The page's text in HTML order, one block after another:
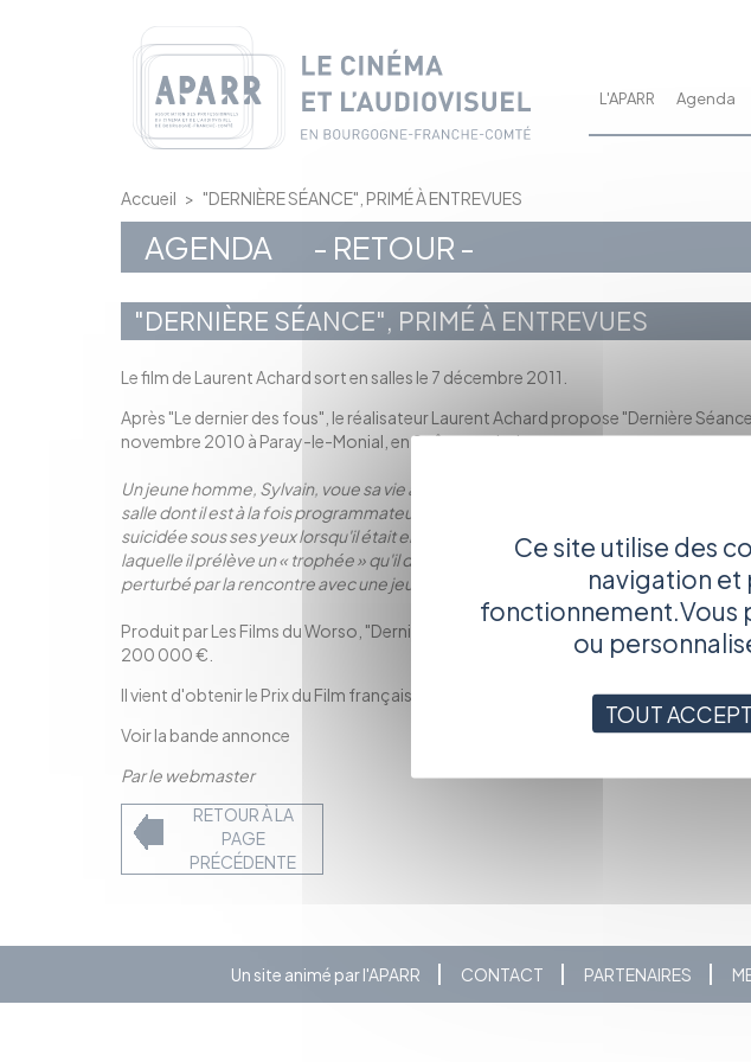
L'APARR Agenda
Accueil > "DERNIÈRE SÉANCE", PRIMÉ À ENTREVUES
AGENDA - RETOUR -
"DERNIÈRE SÉANCE", PRIMÉ À ENTREVUES
Le film de Laurent Achard sort en salles le 7 décembre 2011.
Après "Le dernier des fous", le réalisateur Laurent Achard propose "Dernière
novembre 2010 à Paray-le-Monial, en Saône-et-Loire.
Un jeune homme, Sylvain, voue sa vie à un cinéma de quartier condamné à la
salle dont il est à la fois programmateur, projectionniste et caissier. Sylvain a un
suicidée sous ses yeux lorsqu'il était enfant. Se sentant responsable, il sort chaque
laquelle il prélève un « trophée » qu'il dépose en offrande sur l'autel de sa mère.
perturbé par la rencontre avec une jeune spectatrice dont il tombe amoureux...
Produit par Les Films du Worso, "Dernière séance" a été soutenu par le Conseil
200 000 €.
Il vient d'obtenir le Prix du Film français au Festival Entrevues de Belfort (décembre
Voir la bande annonce
Par le webmaster
RETOUR À LA
PAGE
PRÉCÉDENTE
Un site animé par l'APARR CONTACT PARTENAIRES
Ce site utilise des
navigation et
fonctionnement.Vous
ou
TOUT